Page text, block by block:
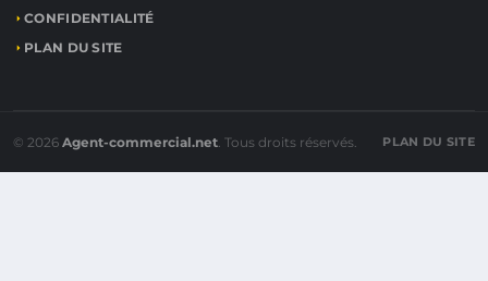
CONFIDENTIALITÉ
PLAN DU SITE
© 2026 Agent-commercial.net. Tous droits réservés. PLAN DU SITE